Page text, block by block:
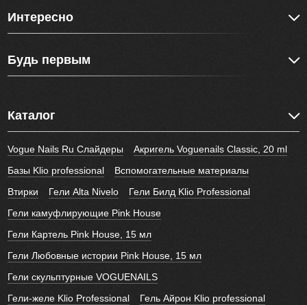
Интересно
Будь первым
Каталог
Vogue Nails Ru Слайдеры
Акригель Voguenails Classic, 20 ml
Базы Klio professional
Вспомогательные материалы
Втирки
Гели Alta Nivelo
Гели Билд Klio Professional
Гели камуфлирующие Pink House
Гели Картель Pink House, 15 мл
Гели Любовные истории Pink House, 15 мл
Гели скульптурные VOGUENAILS
Гели-желе Klio Professional
Гель Айрон Klio professional